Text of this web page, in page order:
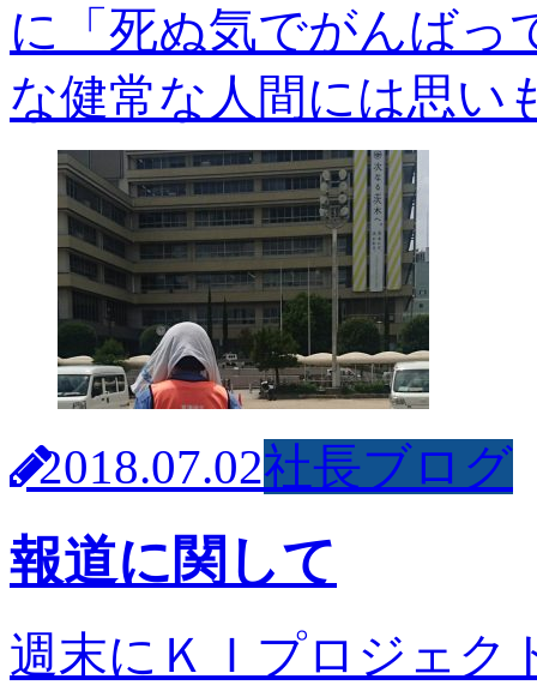
に「死ぬ気でがんばっ
な健常な人間には思
2018.07.02社長ブログ
報道に関して
週末にＫＩプロジェク